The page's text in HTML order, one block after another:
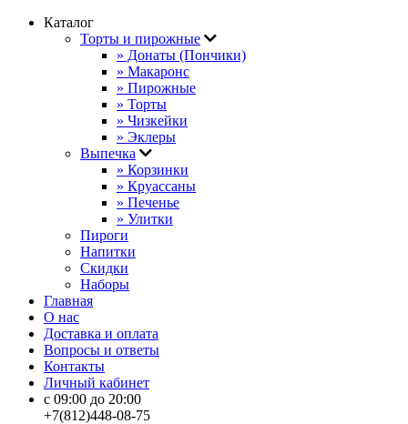
Каталог
Торты и пирожные
» Донаты (Пончики)
» Макаронс
» Пирожные
» Торты
» Чизкейки
» Эклеры
Выпечка
» Корзинки
» Круассаны
» Печенье
» Улитки
Пироги
Напитки
Скидки
Наборы
Главная
О нас
Доставка и оплата
Вопросы и ответы
Контакты
Личный кабинет
с 09:00 до 20:00
+7(812)448-08-75